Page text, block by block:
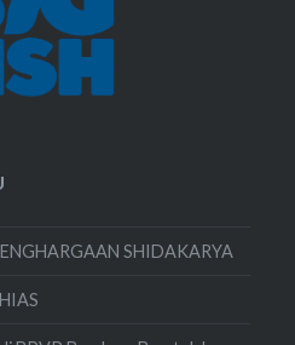
SHIDAKARYA